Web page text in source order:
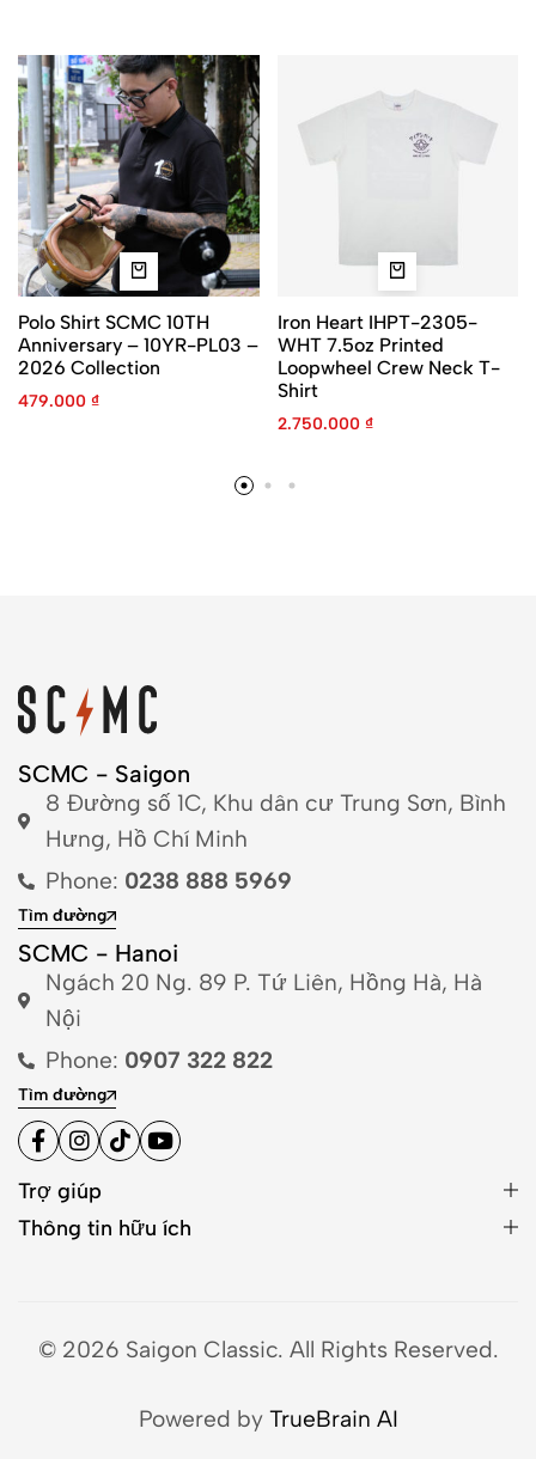
Polo Shirt SCMC 10TH
Anniversary – 10YR-PL03 –
2026 Collection
479.000 ₫
Iron Heart IHPT-2305-
WHT 7.5oz Printed
Loopwheel Crew Neck T-
Shirt
2.750.000 ₫
SCMC - Saigon
8 Đường số 1C, Khu dân cư Trung Sơn, Bình
Hưng, Hồ Chí Minh
Phone: 0238 888 5969
Tìm đường
SCMC - Hanoi
Ngách 20 Ng. 89 P. Tứ Liên, Hồng Hà, Hà
Nội
Phone: 0907 322 822
Tìm đường
Trợ giúp
Thông tin hữu ích
© 2026 Saigon Classic. All Rights Reserved.
Powered by TrueBrain AI